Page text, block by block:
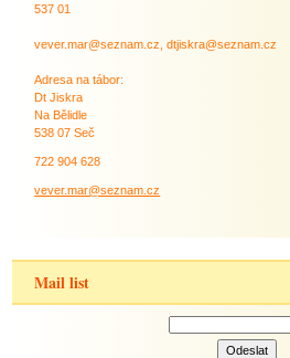
537 01
vever.mar@seznam.cz, dtjiskra@seznam.cz
Adresa na tábor:
Dt Jiskra
Na Bělidle
538 07 Seč
722 904 628
vever.mar@seznam.cz
Mail list